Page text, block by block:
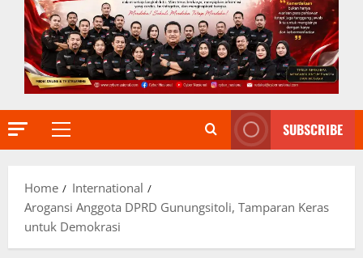
Primary
SUBSCRIBE
Home
International
Arogansi Anggota DPRD Gunungsitoli, Tamparan Keras
untuk Demokrasi